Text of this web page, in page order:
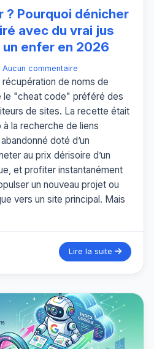
? Pourquoi dénicher
avec du vrai jus
un enfer en 2026
Aucun commentaire
de noms de
le "cheat code" préféré des
de sites. La recette était
la recherche de liens
doté d’un
au prix dérisoire d’un
et profiter instantanément
un nouveau projet ou
vers un site principal. Mais
Lire la suite